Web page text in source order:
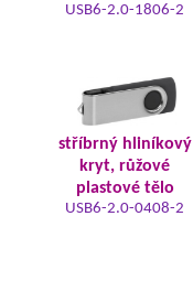
USB6-2.0-1806-2
stříbrný hliníkový
kryt, růžové
plastové tělo
USB6-2.0-0408-2